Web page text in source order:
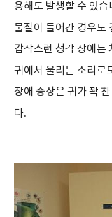
용해도 발생할 수 있습
물질이 들어간 경우도
갑작스런 청각 장애는
귀에서 울리는 소리로
장애 증상은 귀가 꽉
다.